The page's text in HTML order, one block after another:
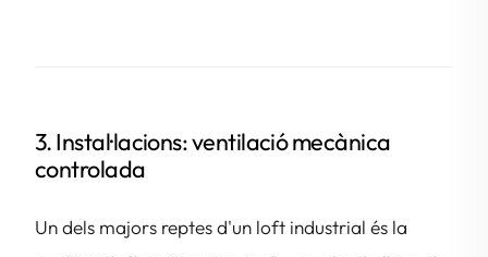
3. Instal·lacions: ventilació mecànica
controlada
Un dels majors reptes d'un loft industrial és la